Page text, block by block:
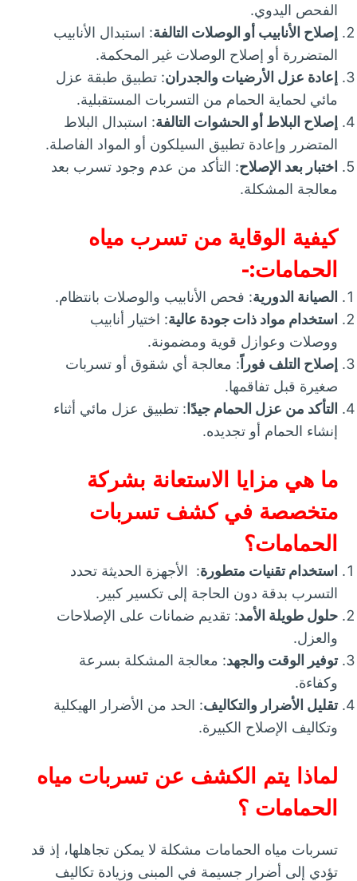
الفحص اليدوي.
إصلاح الأنابيب أو الوصلات التالفة: استبدال الأنابيب
المتضررة أو إصلاح الوصلات غير المحكمة.
إعادة عزل الأرضيات والجدران: تطبيق طبقة عزل
مائي لحماية الحمام من التسربات المستقبلية.
إصلاح البلاط أو الحشوات التالفة: استبدال البلاط
المتضرر وإعادة تطبيق السيلكون أو المواد الفاصلة.
اختبار بعد الإصلاح: التأكد من عدم وجود تسرب بعد
معالجة المشكلة.
كيفية الوقاية من تسرب مياه
الحمامات:-
الصيانة الدورية: فحص الأنابيب والوصلات بانتظام.
استخدام مواد ذات جودة عالية: اختيار أنابيب
ووصلات وعوازل قوية ومضمونة.
إصلاح التلف فوراً : معالجة أي شقوق أو تسربات
صغيرة قبل تفاقمها.
التأكد من عزل الحمام جيدًا : تطبيق عزل مائي أثناء
إنشاء الحمام أو تجديده.
ما هي مزايا الاستعانة بشركة
متخصصة في كشف تسربات
الحمامات؟
استخدام تقنيات متطورة: الأجهزة الحديثة تحدد
التسرب بدقة دون الحاجة إلى تكسير كبير.
حلول طويلة الأمد: تقديم ضمانات على الإصلاحات
والعزل.
توفير الوقت والجهد: معالجة المشكلة بسرعة
وكفاءة.
تقليل الأضرار والتكاليف: الحد من الأضرار الهيكلية
وتكاليف الإصلاح الكبيرة.
لماذا يتم الكشف عن تسربات مياه
الحمامات ؟
تسربات مياه الحمامات مشكلة لا يمكن تجاهلها، إذ قد
تؤدي إلى أضرار جسيمة في المبنى وزيادة تكاليف